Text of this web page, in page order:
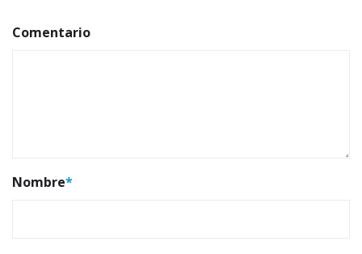
Comentario
Nombre*